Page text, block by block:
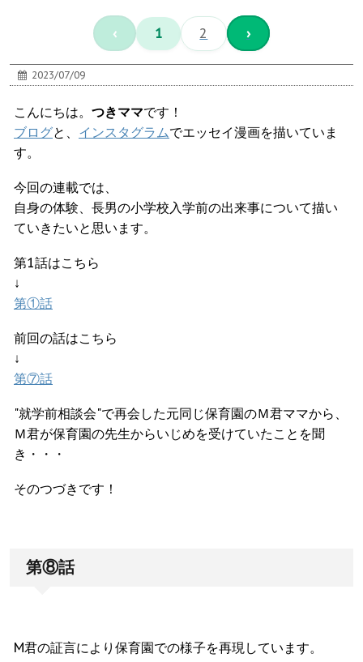
‹ 1 2 ›
2023/07/09
こんにちは。 つきママです！
ブログと、 インスタグラムでエッセイ漫画を描いていま
す。
今回の連載では、
自身の体験、長男の小学校入学前の出来事について描い
ていきたいと思います。
第1話はこちら
↓
第①話
前回の話はこちら
↓
第⑦話
"就学前相談会"で再会した元同じ保育園のＭ君ママから、
Ｍ君が保育園の先生からいじめを受けていたことを聞
き・・・
そのつづきです！
第⑧話
M君の証言により保育園での様子を再現しています。